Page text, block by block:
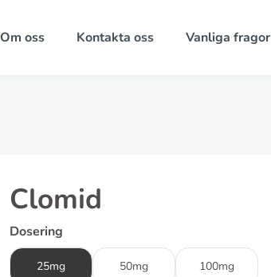
Om oss Kontakta oss Vanliga fragor
Clomid
Dosering
25mg 50mg 100mg